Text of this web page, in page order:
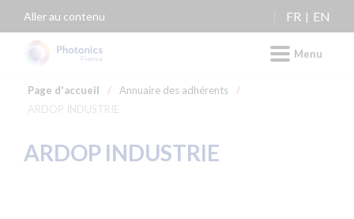
Aller au contenu FR EN
Menu
Page d'accueil / Annuaire des adhérents
/
ARDOP INDUSTRIE
ARDOP INDUSTRIE